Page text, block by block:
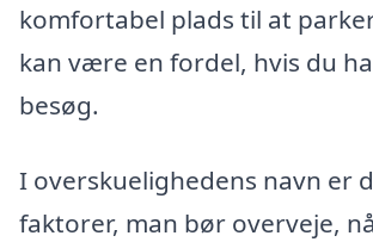
komfortabel plads til at
kan være en fordel, hvis du
besøg.
I overskuelighedens navn er
faktorer, man bør overveje,